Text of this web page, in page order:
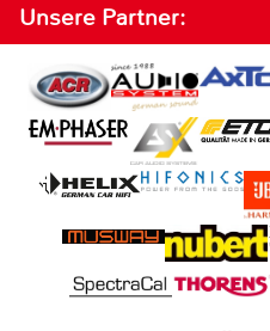
Unsere Partner: